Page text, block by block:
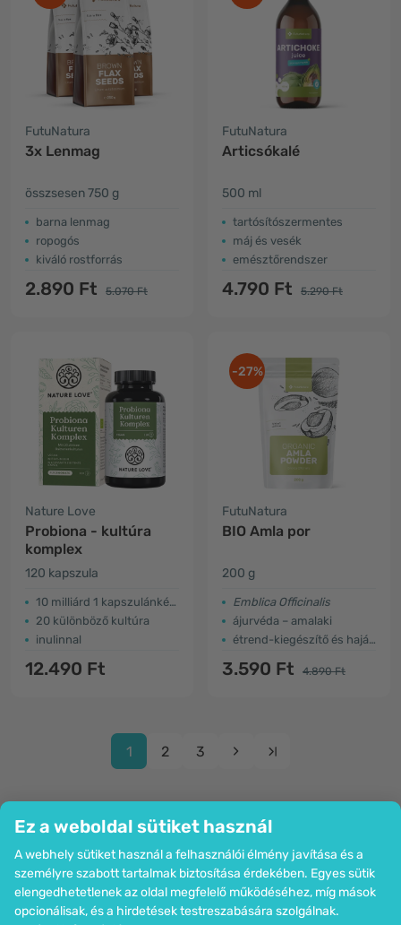
Ez a weboldal sütiket használ
A webhely sütiket használ a felhasználói élmény javítása és a
személyre szabott tartalmak biztosítása érdekében. Egyes sütik
elengedhetetlenek az oldal megfelelő működéséhez, míg mások
opcionálisak, és a hirdetések testreszabására szolgálnak.
FutuNatura
3x Lenmag
összsesen 750 g
barna lenmag
ropogós
kiváló rostforrás
2.890 Ft 5.070 Ft
FutuNatura
Articsókalé
500 ml
tartósítószermentes
máj és vesék
emésztőrendszer
4.790 Ft 5.290 Ft
Nature Love
Probiona - kultúra
komplex
120 kapszula
10 milliárd 1 kapszulánként
20 különböző kultúra
inulinnal
12.490 Ft
-27%
FutuNatura
BIO Amla por
200 g
Emblica Officinalis
ájurvéda – amalaki
étrend-kiegészítő és hajápoló
3.590 Ft 4.890 Ft
1 2 3
Cég
Információk
Csatlakozzon hozzánk